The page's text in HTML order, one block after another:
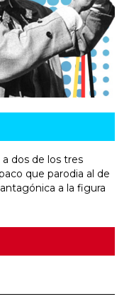
dos de los tres
que parodia al de
a la figura